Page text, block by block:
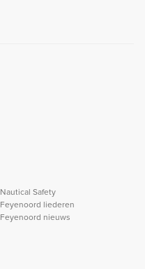
Nautical Safety
Feyenoord liederen
Feyenoord nieuws